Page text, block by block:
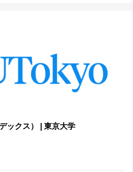
変えられること」に目を向けて努力を積み重
大受験にも通じる大切な考え方だと思いま
り開こうとしている受験生に、ぜひ読んでほ
子さんを支える保護者の方にも読んでいただ
ックス） | 東京大学